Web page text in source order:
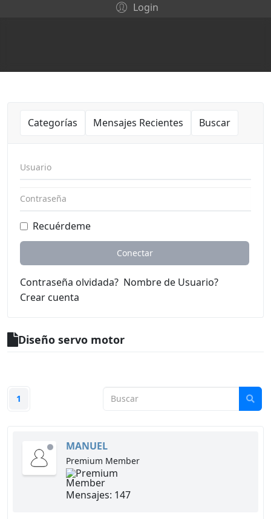
Login
Categorías Mensajes Recientes Buscar
Usuario
Contraseña
Recuérdeme
Conectar
Contraseña olvidada? Nombre de Usuario?
Crear cuenta
Diseño servo motor
1
MANUEL
línea Premium Member
Mensajes: 147